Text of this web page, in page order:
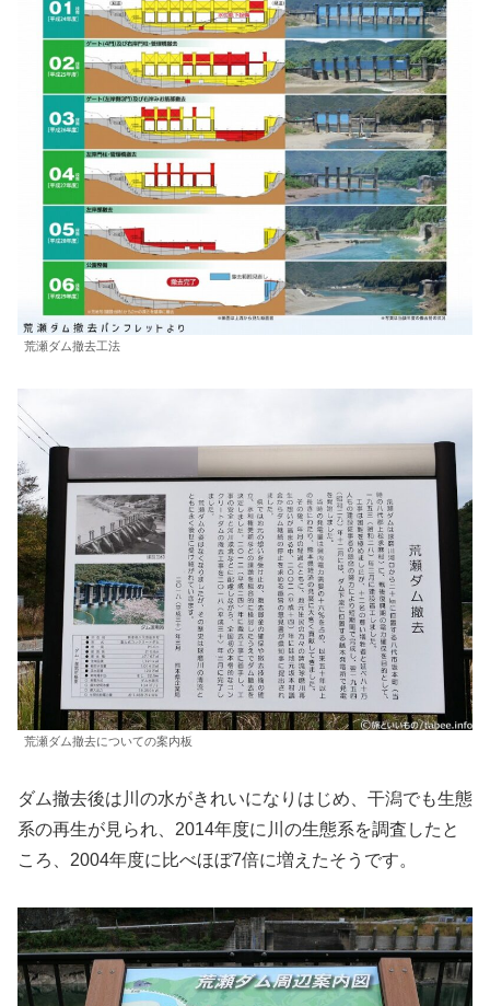
荒瀬ダム撤去工法
荒瀬ダム撤去についての案内板
ダム撤去後は川の水がきれいになりはじめ、干潟でも生態
系の再生が見られ、2014年度に川の生態系を調査したと
ころ、2004年度に比べほぼ7倍に増えたそうです。